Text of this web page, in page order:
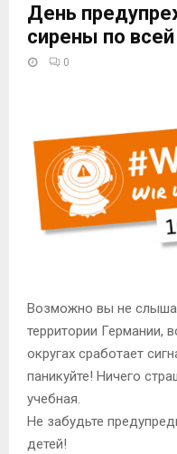
День
сирены по
0
Возможно вы не
территории Германии,
округах сработает
паникуйте! Ничего
учебная.
Не забудьте
детей!